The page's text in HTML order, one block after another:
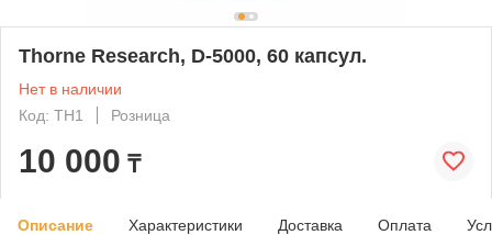
Thorne Research, D-5000, 60 капсул.
Нет в наличии
Код: TH1
Розница
10 000 ₸
Описание Характеристики Доставка Оплата